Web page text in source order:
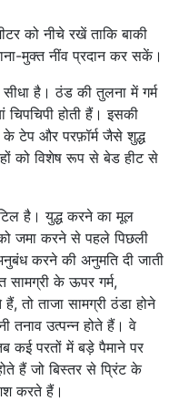
को नीचे रखें ताकि बाकी
मुक्त नींव प्रदान कर सकें।
है। ठंड की तुलना में गर्म
चिपचिपी होती हैं। इसकी
के टेप और परफ़ॉर्म जैसे शुद्ध
को विशेष रूप से बेड हीट से
है। युद्ध करने का मूल
जमा करने से पहले पिछली
करने की अनुमति दी जाती
के ऊपर गर्म,
हैं, तो ताजा सामग्री ठंडा होने
उत्पन्न होते हैं। वे
कई परतों में बड़े पैमाने पर
हैं जो बिस्तर से प्रिंट के
करते हैं।